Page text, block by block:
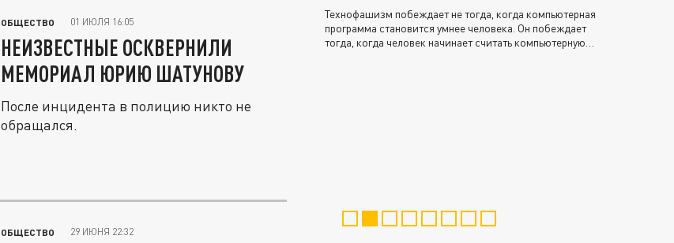
ОБЩЕСТВО 01 ИЮЛЯ 16:05
НЕИЗВЕСТНЫЕ ОСКВЕРНИЛИ
МЕМОРИАЛ ЮРИЮ ШАТУНОВУ
После инцидента в полицию никто не
обращался.
ОБЩЕСТВО 29 ИЮНЯ 22:32
Технофашизм побеждает не тогда, когда компьютерная
программа становится умнее человека. Он побеждает
тогда, когда человек начинает считать компьютерную